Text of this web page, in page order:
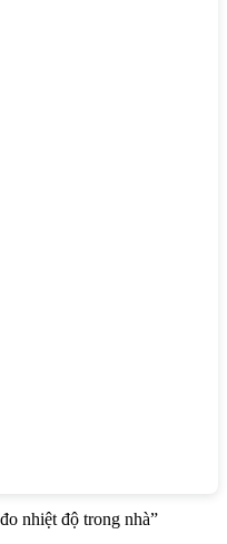
nhiệt độ trong nhà”